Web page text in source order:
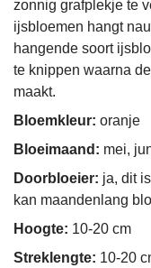
zonnig grafplekje te
ijsbloemen hangt
hangende soort
te knippen waarna
maakt.
Bloemkleur: oranje
Bloeimaand: mei,
Doorbloeier: ja, dit
kan maandenlang
Hoogte: 10-20 cm
Streklengte: 10-20